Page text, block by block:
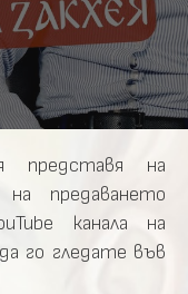
представя на
предаването
канала на
го гледате във